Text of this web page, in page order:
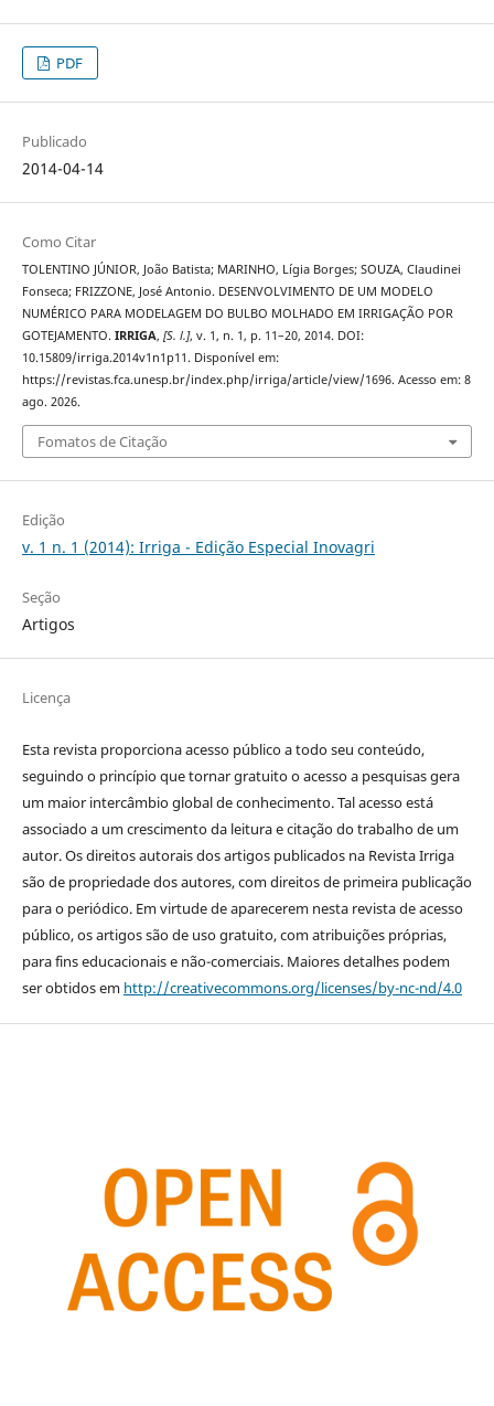
PDF
Publicado
2014-04-14
Como Citar
TOLENTINO JÚNIOR, João Batista; MARINHO, Lígia Borges; SOUZA, Claudinei
Fonseca; FRIZZONE, José Antonio. DESENVOLVIMENTO DE UM MODELO
NUMÉRICO PARA MODELAGEM DO BULBO MOLHADO EM IRRIGAÇÃO POR
GOTEJAMENTO. IRRIGA, [S. l.], v. 1, n. 1, p. 11–20, 2014. DOI:
10.15809/irriga.2014v1n1p11. Disponível em:
https://revistas.fca.unesp.br/index.php/irriga/article/view/1696. Acesso em: 8
ago. 2026.
Fomatos de Citação
Edição
v. 1 n. 1 (2014): Irriga - Edição Especial Inovagri
Seção
Artigos
Licença
Esta revista proporciona acesso público a todo seu conteúdo,
seguindo o princípio que tornar gratuito o acesso a pesquisas gera
um maior intercâmbio global de conhecimento. Tal acesso está
associado a um crescimento da leitura e citação do trabalho de um
autor. Os direitos autorais dos artigos publicados na Revista Irriga
são de propriedade dos autores, com direitos de primeira publicação
para o periódico. Em virtude de aparecerem nesta revista de acesso
público, os artigos são de uso gratuito, com atribuições próprias,
para fins educacionais e não-comerciais. Maiores detalhes podem
ser obtidos em http://creativecommons.org/licenses/by-nc-nd/4.0